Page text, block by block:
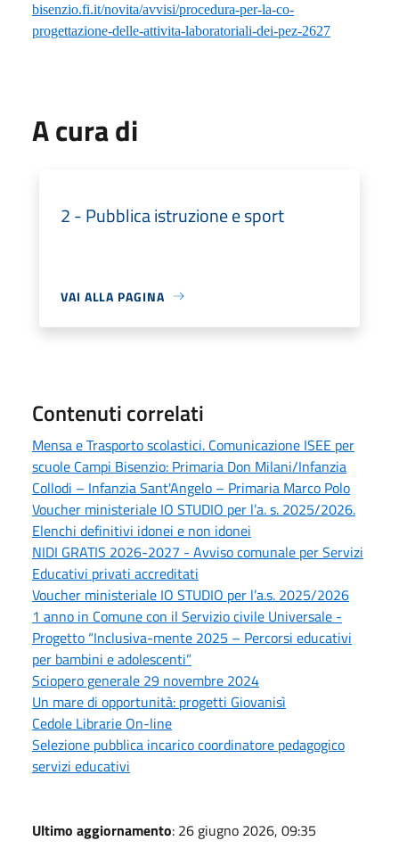
bisenzio.fi.it/novita/avvisi/procedura-per-la-co-
progettazione-delle-attivita-laboratoriali-dei-pez-2627
A cura di
2 - Pubblica istruzione e sport
VAI ALLA PAGINA
Contenuti correlati
Mensa e Trasporto scolastici. Comunicazione ISEE per
scuole Campi Bisenzio: Primaria Don Milani/Infanzia
Collodi – Infanzia Sant'Angelo – Primaria Marco Polo
Voucher ministeriale IO STUDIO per l’a. s. 2025/2026.
Elenchi definitivi idonei e non idonei
NIDI GRATIS 2026-2027 - Avviso comunale per Servizi
Educativi privati accreditati
Voucher ministeriale IO STUDIO per l’a.s. 2025/2026
1 anno in Comune con il Servizio civile Universale -
Progetto “Inclusiva-mente 2025 – Percorsi educativi
per bambini e adolescenti”
Sciopero generale 29 novembre 2024
Un mare di opportunità: progetti Giovanisì
Cedole Librarie On-line
Selezione pubblica incarico coordinatore pedagogico
servizi educativi
Ultimo aggiornamento: 26 giugno 2026, 09:35